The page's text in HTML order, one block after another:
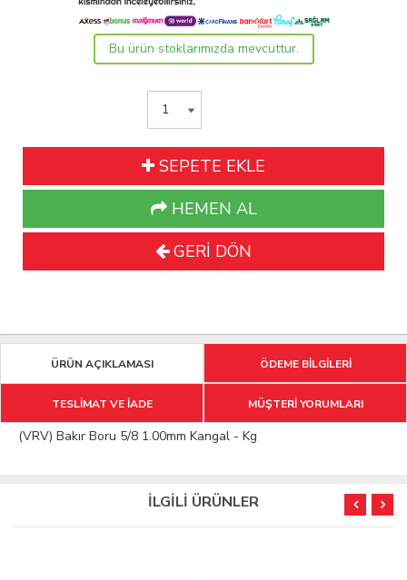
Bu ürün stoklarımızda mevcuttur.
SEPETE EKLE
HEMEN AL
GERİ DÖN
ÜRÜN AÇIKLAMASI ÖDEME BİLGİLERİ
TESLİMAT VE İADE MÜŞTERİ YORUMLARI
(VRV) Bakır Boru 5/8 1.00mm Kangal - Kg
İLGİLİ ÜRÜNLER